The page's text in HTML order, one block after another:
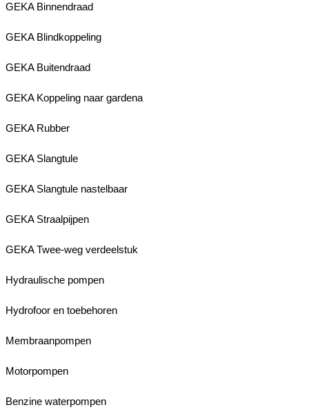
GEKA Binnendraad
GEKA Blindkoppeling
GEKA Buitendraad
GEKA Koppeling naar gardena
GEKA Rubber
GEKA Slangtule
GEKA Slangtule nastelbaar
GEKA Straalpijpen
GEKA Twee-weg verdeelstuk
Hydraulische pompen
Hydrofoor en toebehoren
Membraanpompen
Motorpompen
Benzine waterpompen